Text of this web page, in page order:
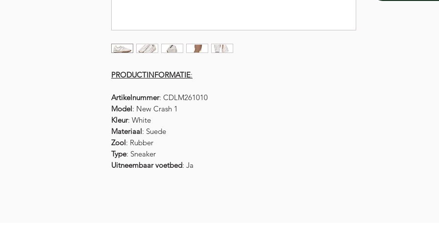
PRODUCTINFORMATIE:
Artikelnummer: CDLM261010
Model: New Crash 1
Kleur: White
Materiaal: Suede
Zool: Rubber
Type: Sneaker
Uitneembaar voetbed: Ja